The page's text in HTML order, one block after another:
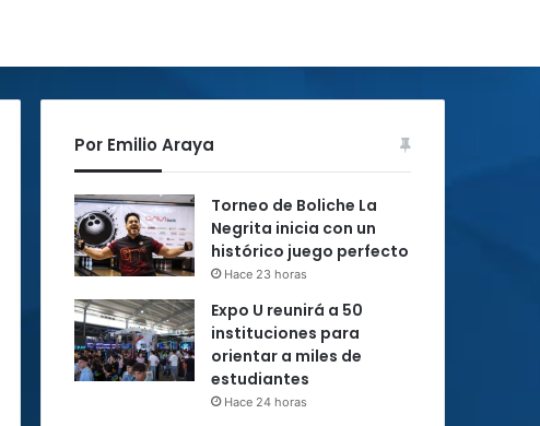
Por Emilio Araya
Torneo de Boliche La
Negrita inicia con un
histórico juego perfecto
Hace 23 horas
Expo U reunirá a 50
instituciones para
orientar a miles de
estudiantes
Hace 24 horas